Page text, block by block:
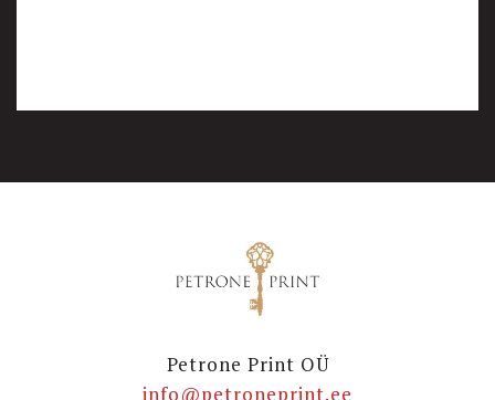
Petrone Print OÜ
info@petroneprint.ee